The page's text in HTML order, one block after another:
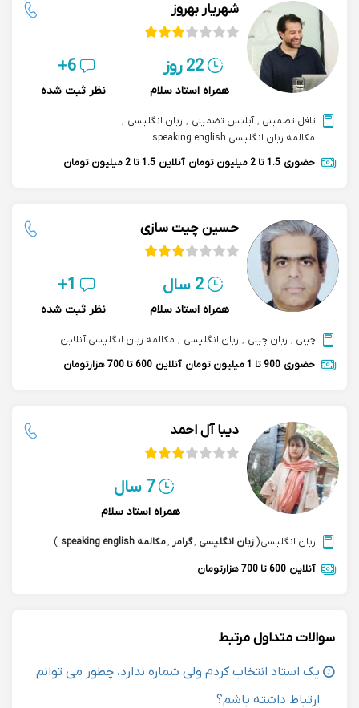
شهریار بهروز
22 روز
همراه استاد سلام
6+
نظر ثبت شده
تافل تضمینی , آیلتس تضمینی , زبان انگلیسی ,
مکالمه زبان انگلیسی speaking english
حضوری 1.5 تا 2 میلیون تومان آنلاین 1.5 تا 2 میلیون تومان
حسین چیت سازی
2 سال
همراه استاد سلام
1+
نظر ثبت شده
چینی , زبان چینی , زبان انگلیسی , مکالمه زبان انگلیسی آنلاین
حضوری 900 تا 1 میلیون تومان آنلاین 600 تا 700 هزارتومان
دیبا آل احمد
7 سال
همراه استاد سلام
زبان انگلیسی(زبان انگلیسی ,گرامر ,مکالمه speaking english )
آنلاین 600 تا 700 هزارتومان
سوالات متداول مرتبط
یک استاد انتخاب کردم ولی شماره ندارد، چطور می توانم
ارتباط داشته باشم؟